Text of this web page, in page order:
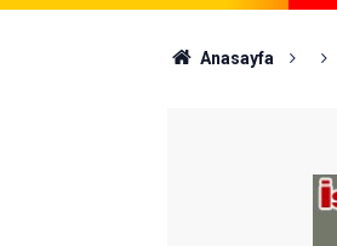
Anasayfa